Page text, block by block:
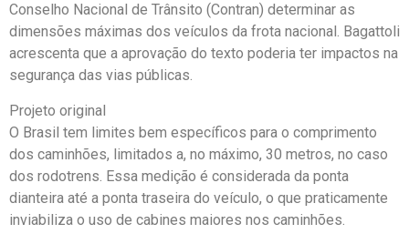
Conselho Nacional de Trânsito (Contran) determinar as
dimensões máximas dos veículos da frota nacional. Bagattoli
acrescenta que a aprovação do texto poderia ter impactos na
segurança das vias públicas.
Projeto original
O Brasil tem limites bem específicos para o comprimento
dos caminhões, limitados a, no máximo, 30 metros, no caso
dos rodotrens. Essa medição é considerada da ponta
dianteira até a ponta traseira do veículo, o que praticamente
inviabiliza o uso de cabines maiores nos caminhões.